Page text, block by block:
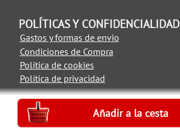
POLÍTICAS Y CONFIDENCIALIDAD
Gastos y formas de envio
Condiciones de Compra
Política de cookies
Política de privacidad